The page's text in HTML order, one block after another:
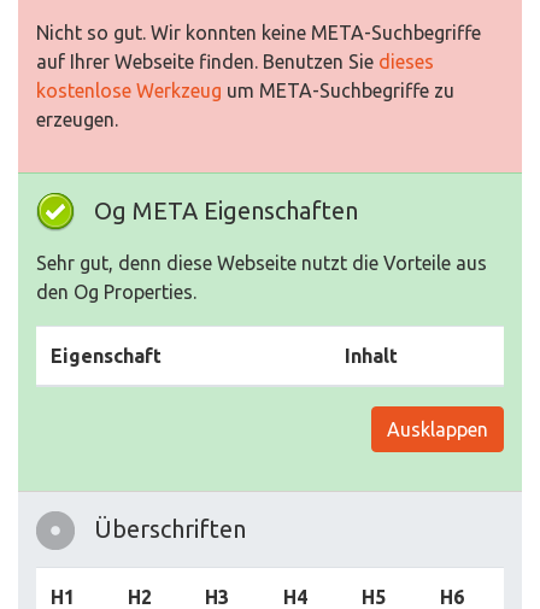
Nicht so gut. Wir konnten keine META-Suchbegriffe
auf Ihrer Webseite finden. Benutzen Sie dieses
kostenlose Werkzeug um META-Suchbegriffe zu
erzeugen.
Og META Eigenschaften
Sehr gut, denn diese Webseite nutzt die Vorteile aus
den Og Properties.
Eigenschaft Inhalt
Ausklappen
Überschriften
H1 H2 H3 H4 H5 H6